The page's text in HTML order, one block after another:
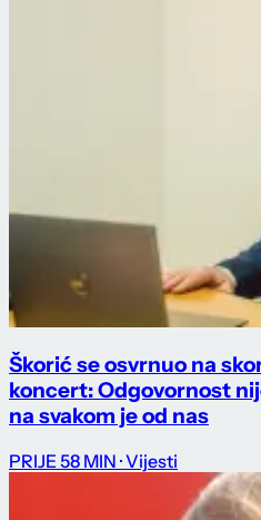
Škorić se osvrnuo na
koncert: Odgovornost
na svakom je od nas
PRIJE 58 MIN · Vijesti